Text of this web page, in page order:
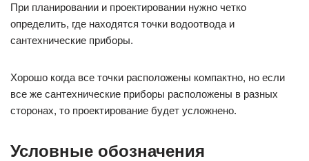
При планировании и проектировании нужно четко
определить, где находятся точки водоотвода и
сантехнические приборы.
Хорошо когда все точки расположены компактно, но если
все же сантехнические приборы расположены в разных
сторонах, то проектирование будет усложнено.
Условные обозначения